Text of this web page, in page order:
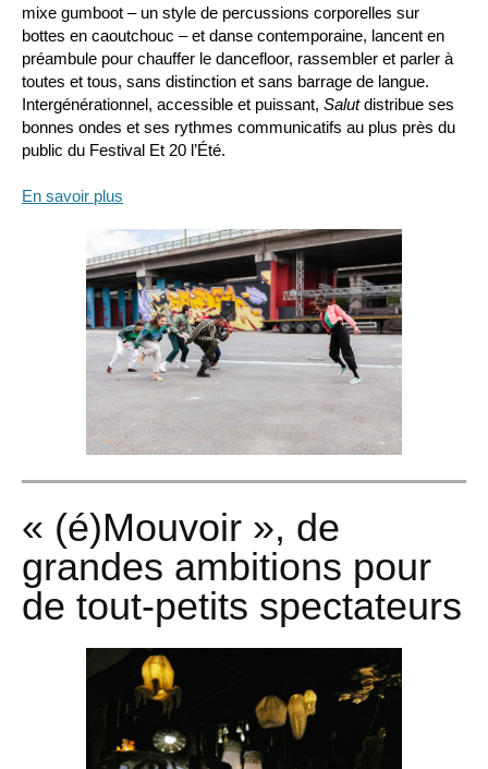
mixe gumboot – un style de percussions corporelles sur
bottes en caoutchouc – et danse contemporaine, lancent en
préambule pour chauffer le dancefloor, rassembler et parler à
toutes et tous, sans distinction et sans barrage de langue.
Intergénérationnel, accessible et puissant, Salutdistribue ses
bonnes ondes et ses rythmes communicatifs au plus près du
public du Festival Et 20 l’Été.
En savoir plus
« (é)Mouvoir », de
grandes ambitions pour
de tout-petits spectateurs